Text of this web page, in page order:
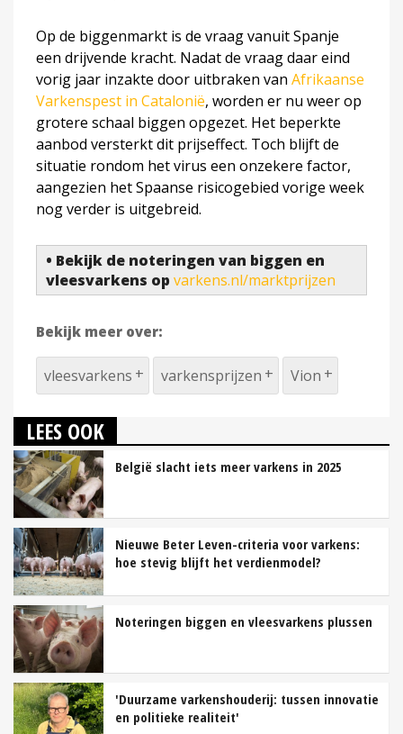
Op de biggenmarkt is de vraag vanuit Spanje
een drijvende kracht. Nadat de vraag daar eind
vorig jaar inzakte door uitbraken van Afrikaanse
Varkenspest in Catalonië, worden er nu weer op
grotere schaal biggen opgezet. Het beperkte
aanbod versterkt dit prijseffect. Toch blijft de
situatie rondom het virus een onzekere factor,
aangezien het Spaanse risicogebied vorige week
nog verder is uitgebreid.
• Bekijk de noteringen van biggen en
vleesvarkens op varkens.nl/marktprijzen
Bekijk meer over:
vleesvarkens varkensprijzen Vion
LEES OOK
België slacht iets meer varkens in 2025
Nieuwe Beter Leven-criteria voor varkens:
hoe stevig blijft het verdienmodel?
Noteringen biggen en vleesvarkens plussen
'Duurzame varkenshouderij: tussen innovatie
en politieke realiteit'